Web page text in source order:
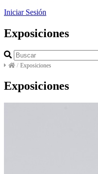
Iniciar Sesión
Exposiciones
/ Exposiciones
Exposiciones